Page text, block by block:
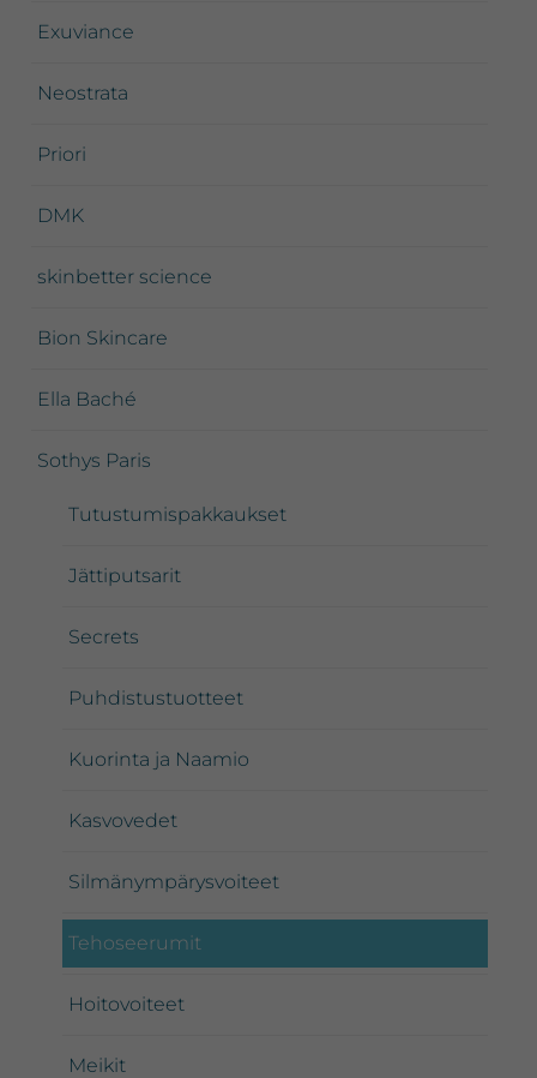
Exuviance
Neostrata
Priori
DMK
skinbetter science
Bion Skincare
Ella Baché
Sothys Paris
Tutustumispakkaukset
Jättiputsarit
Secrets
Puhdistustuotteet
Kuorinta ja Naamio
Kasvovedet
Silmänympärysvoiteet
Tehoseerumit
Hoitovoiteet
Meikit